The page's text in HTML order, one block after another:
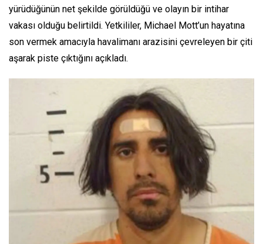
yürüdüğünün net şekilde görüldüğü ve olayın bir intihar
vakası olduğu belirtildi. Yetkililer, Michael Mott’un hayatına
son vermek amacıyla havalimanı arazisini çevreleyen bir çiti
aşarak piste çıktığını açıkladı.